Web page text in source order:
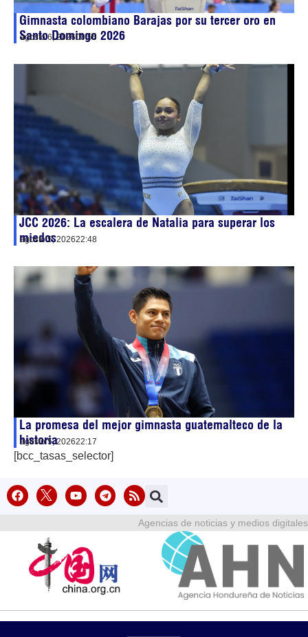
Gimnasta colombiano Barajas por su tercer oro en
Santo Domingo 2026
agosto 6, 202600:55
JCC 2026: La escalera de Natalia para superar los
miedos
agosto 5, 202622:48
La promesa del mejor gimnasta guatemalteco de la
historia
agosto 5, 202622:17
[bcc_tasas_selector]
Agencias de noticias y medios digitales